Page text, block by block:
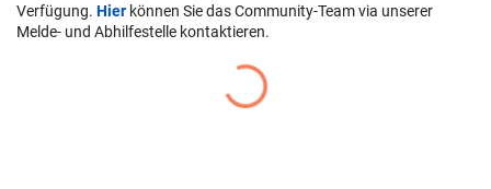
Verfügung. Hier können Sie das Community-Team via unserer
Melde- und Abhilfestelle kontaktieren.